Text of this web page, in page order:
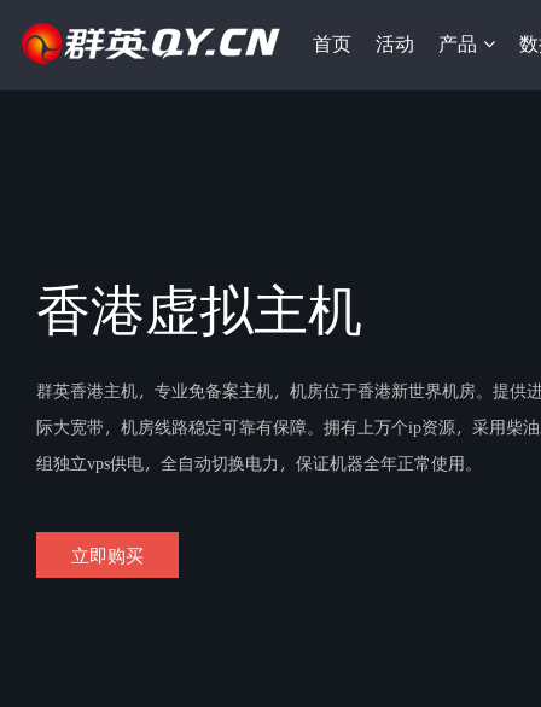
首页 活动 产品
香港虚拟主机
群英香港主机，专业免备案主机，机房位于香港新世界机房。提供
际大宽带，机房线路稳定可靠有保障。拥有上万个ip资源，采用柴
组独立vps供电，全自动切换电力，保证机器全年正常使用。
立即购买